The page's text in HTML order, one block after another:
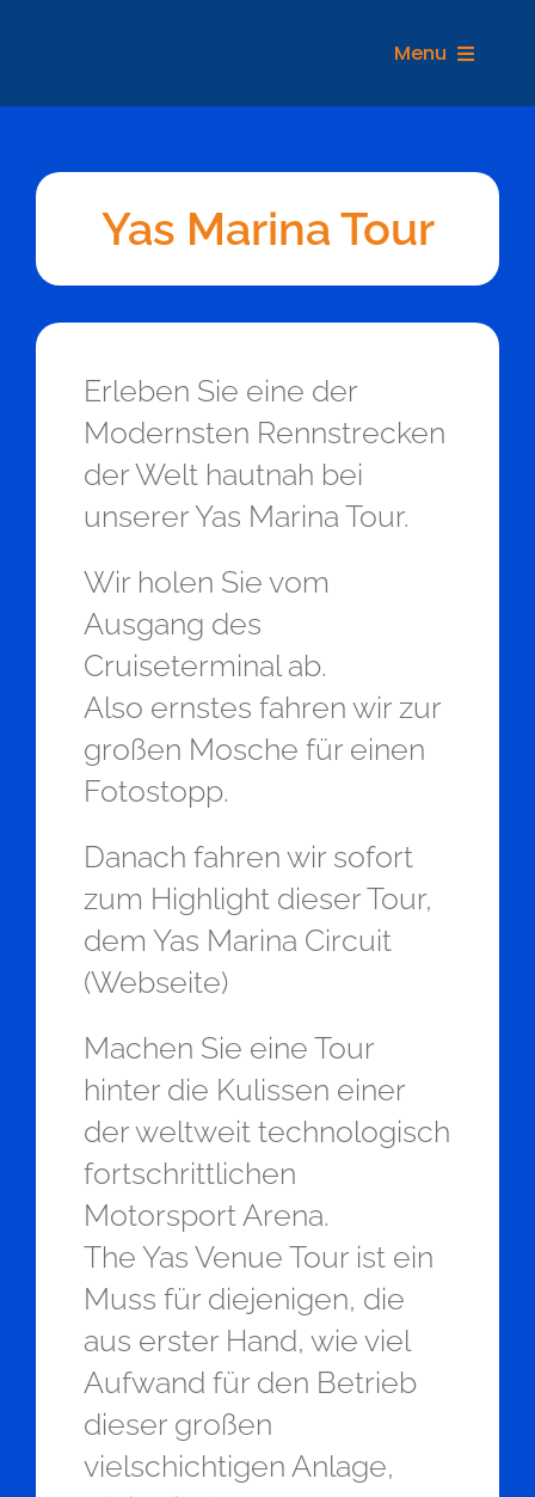
Menu
Yas Marina Tour
Erleben Sie eine der
Modernsten Rennstrecken
der Welt hautnah bei
unserer Yas Marina Tour.
Wir holen Sie vom
Ausgang des
Cruiseterminal ab.
Also ernstes fahren wir zur
großen Mosche für einen
Fotostopp.
Danach fahren wir sofort
zum Highlight dieser Tour,
dem Yas Marina Circuit
(Webseite)
Machen Sie eine Tour
hinter die Kulissen einer
der weltweit technologisch
fortschrittlichen
Motorsport Arena.
The Yas Venue Tour ist ein
Muss für diejenigen, die
aus erster Hand, wie viel
Aufwand für den Betrieb
dieser großen
vielschichtigen Anlage,